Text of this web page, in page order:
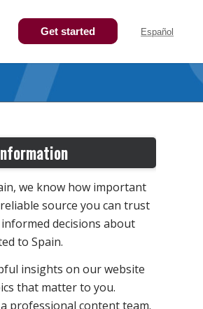
Get started Español
we know how important
source you can trust
decisions about
to Spain.
insights on our website
that matter to you.
professional content team.